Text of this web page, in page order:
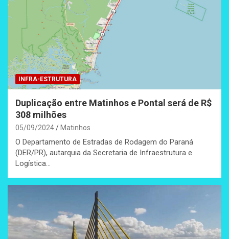
INFRA-ESTRUTURA
Duplicação entre Matinhos e Pontal será de R$
308 milhões
05/09/2024 Matinhos
O Departamento de Estradas de Rodagem do Paraná
(DER/PR), autarquia da Secretaria de Infraestrutura e
Logística…